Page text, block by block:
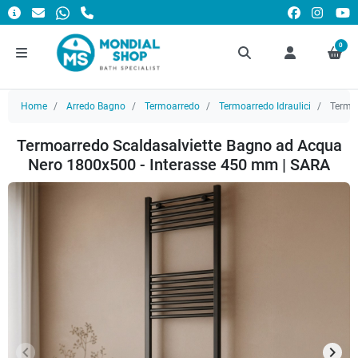
0
Home Arredo Bagno Termoarredo Termoarredo Idraulici
Termoarredo Scaldasalviette Bagno ad Acqua
Nero 1800x500 - Interasse 450 mm | SARA
keyboard_arrow_left keyboard_arrow_right